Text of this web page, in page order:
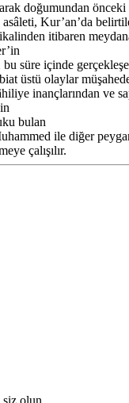
doğumundan önceki
Kur’an’da
itibaren
süre içinde
üstü olaylar
inançlarından ve
bulan
ile diğer
çalışılır.